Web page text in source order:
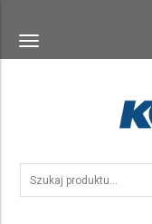
Toggle
navigation